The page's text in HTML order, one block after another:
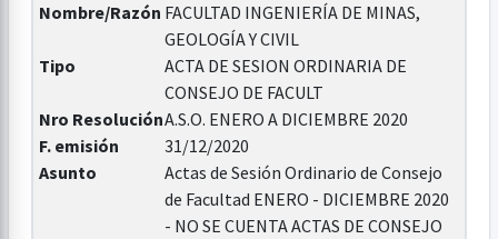
Nombre/Razón FACULTAD INGENIERÍA DE MINAS,
GEOLOGÍA Y CIVIL
Tipo
ACTA DE SESION ORDINARIA DE
CONSEJO DE FACULT
Nro ResoluciónA.S.O. ENERO A DICIEMBRE 2020
F. emisión
31/12/2020
Asunto
Actas de Sesión Ordinario de Consejo
de Facultad ENERO - DICIEMBRE 2020
- NO SE CUENTA ACTAS DE CONSEJO